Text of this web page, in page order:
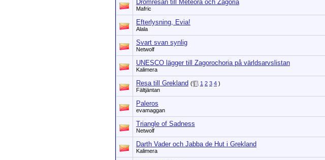
Drömresan till Meteora och Zagoria
Mafric
Efterlysning, Evia!
Alala
Svart svan synlig
Netwolf
UNESCO lägger till Zagorochoria på världsarvslistan
Kalimera
Resa till Grekland ( 1 2 3 4 )
Fältjäntan
Paleros
evamaggan
Triangle of Sadness
Netwolf
Darth Vader och Jabba de Hut i Grekland
Kalimera